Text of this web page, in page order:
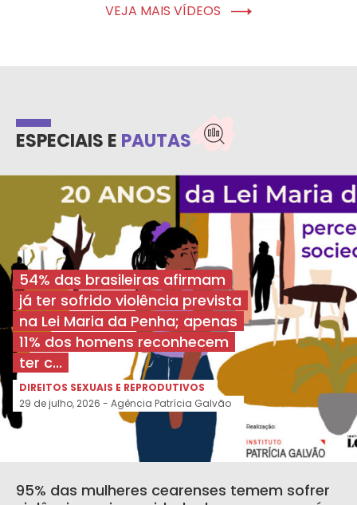
VEJA MAIS VÍDEOS
ESPECIAIS E PAUTAS
54% das brasileiras afirmam
já ter sofrido violência prevista
na Lei Maria da Penha; apenas
11% dos homens reconhecem
ter c...
DIREITOS SEXUAIS E REPRODUTIVOS
29 de julho, 2026 - Agência Patrícia Galvão
95% das mulheres cearenses temem sofrer